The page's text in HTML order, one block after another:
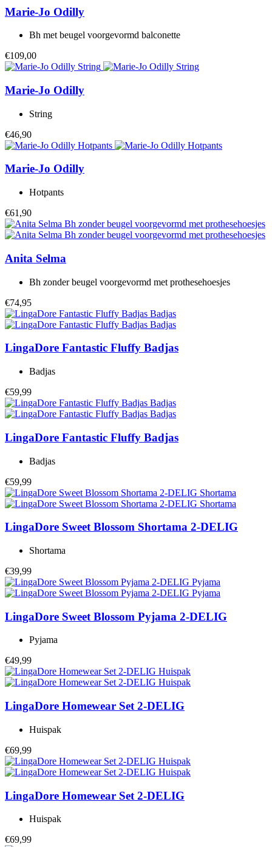
Marie-Jo Odilly
Bh met beugel voorgevormd balconette
€109,00
Marie-Jo Odilly
String
€46,90
Marie-Jo Odilly
Hotpants
€61,90
Anita Selma
Bh zonder beugel voorgevormd met prothesehoesjes
€74,95
LingaDore Fantastic Fluffy Badjas
Badjas
€59,99
LingaDore Fantastic Fluffy Badjas
Badjas
€59,99
LingaDore Sweet Blossom Shortama 2-DELIG
Shortama
€39,99
LingaDore Sweet Blossom Pyjama 2-DELIG
Pyjama
€49,99
LingaDore Homewear Set 2-DELIG
Huispak
€69,99
LingaDore Homewear Set 2-DELIG
Huispak
€69,99